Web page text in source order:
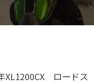
XL1200CX ロードス